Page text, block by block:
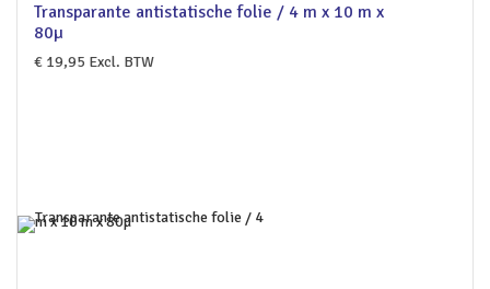
Transparante antistatische folie / 4 m x 10 m x
80µ
€ 19,95 Excl. BTW